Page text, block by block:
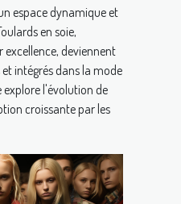
espace dynamique et
en soie,
deviennent
intégrés dans la mode
l'évolution de
croissante par les